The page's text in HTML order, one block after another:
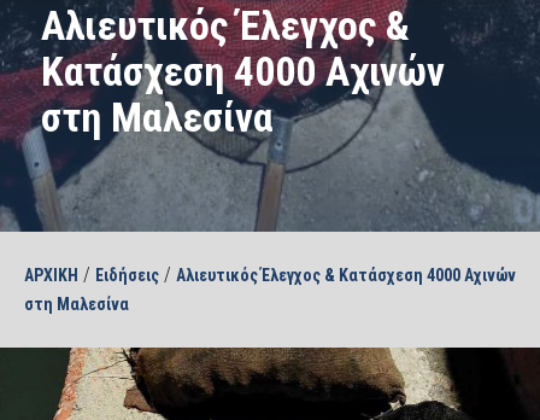
Αλιευτικός Έλεγχος &
Κατάσχεση 4000 Αχινών
στη Μαλεσίνα
ΑΡΧΙΚΗ / Ειδήσεις / Αλιευτικός Έλεγχος & Κατάσχεση 4000 Αχινών
στη Μαλεσίνα